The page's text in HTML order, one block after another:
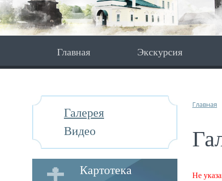
Главная Экскурсия
Галерея
Видео
Картотека
Главная
Не